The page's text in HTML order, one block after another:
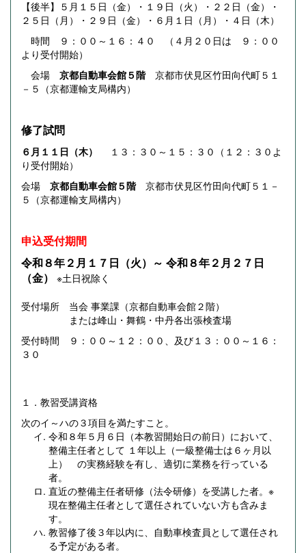
【後半】５月１５日（金）・１９日（火）・２２日（金）・
２５日（月）・２９日（金）・６月１日（月）・４日（木）
時間 ９：００～１６：４０ （４月２０日は ９：００
より受付開始）
会場 京都自動車会館５階京都市伏見区竹田向代町５１
－５（京都運輸支局構内）
修了試問
６月１１日（木）
１３：３０～１５：３０（１２：３０よ
り受付開始）
会場 京都自動車会館５階京都市伏見区竹田向代町５１－
５（京都運輸支局構内）
申込受付期間
令和８年２月１７日（火）～ 令和８年２月２７日
（金）
※土日祝除く
受付場所 当会 事業課（京都自動車会館２階）
または峰山・舞鶴・中丹各出張検査場
受付時間 ９：００～１２：００、及び１３：００～１６：
３０
１．教習受講資格
次のイ～ハの３項目を満たすこと。
令和８年５月６日（本教習開始日の前日）において、
整備主任者として １年以上（一級整備士は６ヶ月以
上） の実務経験を有し、適切に業務を行っている
者。
直近の整備主任者研修（法令研修）を受講した者。※
現在整備主任者として選任されていない方も含みま
す。
教習修了後３年以内に、自動車検査員として選任され
る予定がある者。